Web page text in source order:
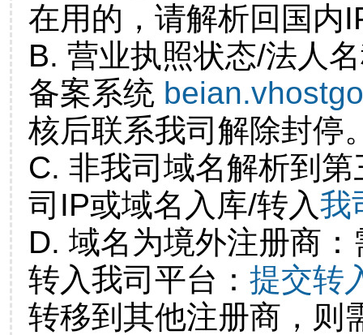
在用的，请解析回国内
B. 营业执照状态/法人
备案系统
核后联系我司解除封停
C. 非我司域名解析到
司IP或域名入库/转入我
D. 域名为境外注册商
转入我司平台： 提交转
转移到其他注册商，则